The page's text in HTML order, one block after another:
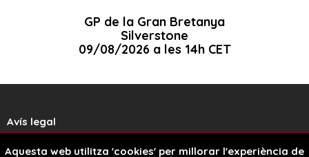
GP de la Gran Bretanya
Silverstone
09/08/2026 a les 14h CET
Avís legal
Aquesta web utilitza 'cookies' per millorar l'experiència de